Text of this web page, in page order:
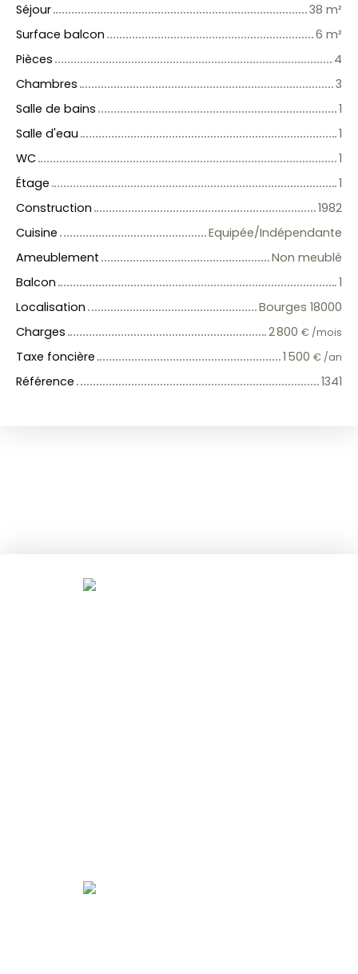
Séjour
38 m²
Surface balcon
6 m²
Pièces
4
Chambres
3
Salle de bains
1
Salle d'eau
1
WC
1
Étage
1
Construction
1982
Cuisine
Equipée/Indépendante
Ameublement
Non meublé
Balcon
1
Localisation
Bourges 18000
Charges
2 800 € /mois
Taxe foncière 1 500 € /an
Référence 1341